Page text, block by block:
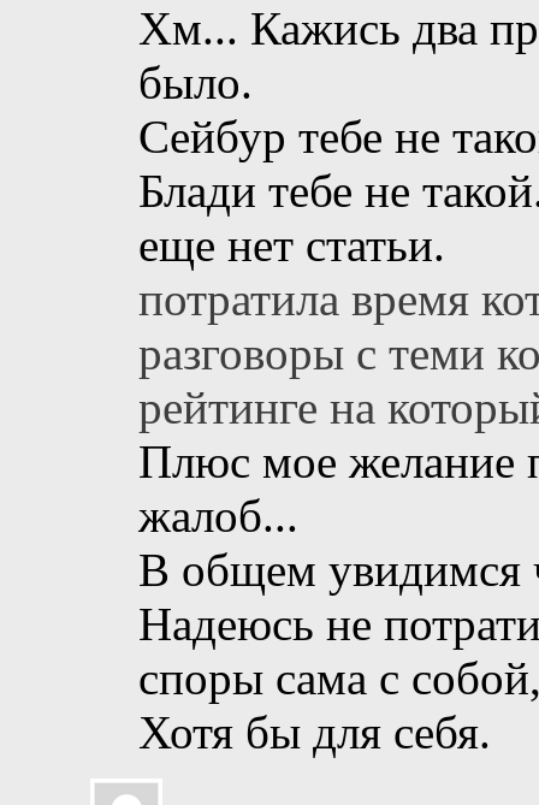
Хм... Кажись два
было.
Сейбур тебе не
Блади тебе не
еще нет статьи.
потратила время
разговоры с теми
рейтинге на
Плюс мое желание
жалоб...
В общем увидимся
Надеюсь не
споры сама с
Хотя бы для себя.